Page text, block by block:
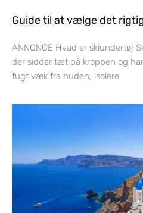
Guide til at vælge det
ANNONCE Hvad er skiundertøj
der sidder tæt på kroppen og
fugt væk fra huden, isolere